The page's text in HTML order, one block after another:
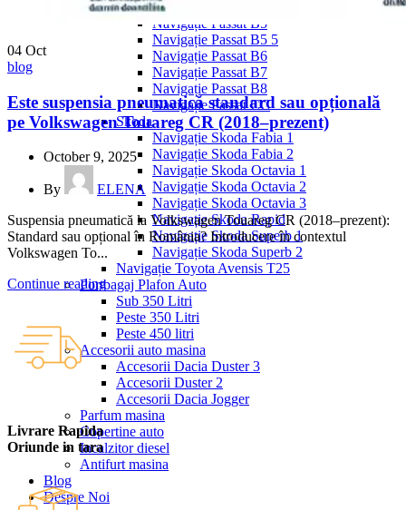
Passat
Navigație Passat B5
Navigație Passat B5 5
Navigație Passat B6
Navigație Passat B7
Navigație Passat B8
Navigație Passat CC
Skoda
Navigație Skoda Fabia 1
Navigație Skoda Fabia 2
Navigație Skoda Octavia 1
Navigație Skoda Octavia 2
Navigație Skoda Octavia 3
Navigație Skoda Rapid
Navigație Skoda Superb 1
Navigație Skoda Superb 2
Navigație Toyota Avensis T25
Portbagaj Plafon Auto
Sub 350 Litri
Peste 350 Litri
Peste 450 litri
Accesorii auto masina
Accesorii Dacia Duster 3
Accesorii Duster 2
Accesorii Dacia Jogger
Parfum masina
Copertine auto
Incalzitor diesel
Antifurt masina
Blog
Despre Noi
04 Oct
blog
Este suspensia pneumatică standard sau opțională
pe Volkswagen Touareg CR (2018–prezent)
October 9, 2025
By
ELENA
Suspensia pneumatică la Volkswagen Touareg CR (2018–prezent):
Standard sau opțional în România? Introducere în contextul
Volkswagen To...
Continue reading
Livrare Rapida
Oriunde in tara